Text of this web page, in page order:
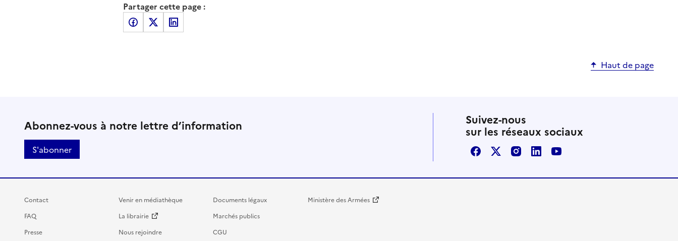
Partager cette page :
Partager sur Facebook
Partager sur XPartager sur LinkedIn
Haut de page
Abonnez-vous à notre lettre d’information
S'abonner
Suivez-nous
sur les réseaux sociaux
FacebookX / TwitterInstagram
LinkedInYoutube
Contact
FAQ
Presse
Venir en médiathèque
La librairie
Nous rejoindre
Documents légaux
Marchés publics
CGU
Ministère des Armées